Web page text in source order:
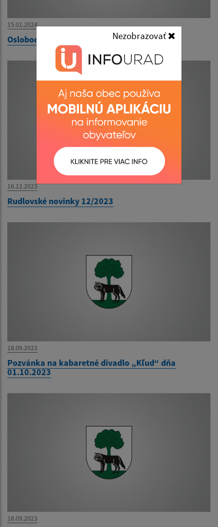
Nezobrazovať
15.01.2024
Oslobodenie obce
16.12.2023
Rudlovské novinky 12/2023
18.09.2023
Pozvánka na kabaretné divadlo „Kľud“ dňa
01.10.2023
18.09.2023